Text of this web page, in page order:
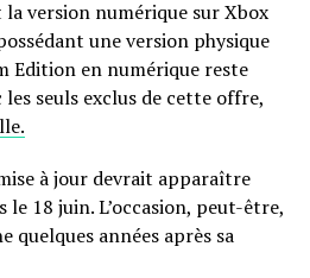
version numérique sur Xbox
une version physique
Edition en numérique reste
seuls exclus de cette offre,
à jour devrait apparaître
le 18 juin. L’occasion, peut-être,
quelques années après sa